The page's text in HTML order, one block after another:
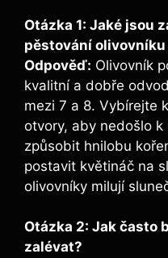
Otázka 1: Jaké jsou
pěstování
Odpověď: Olivovník
kvalitní a dobře
mezi 7 a 8. Vybírejte
otvory, aby nedošlo
způsobit hnilobu
postavit květináč na
olivovníky milují
Otázka 2: Jak často
zalévat?